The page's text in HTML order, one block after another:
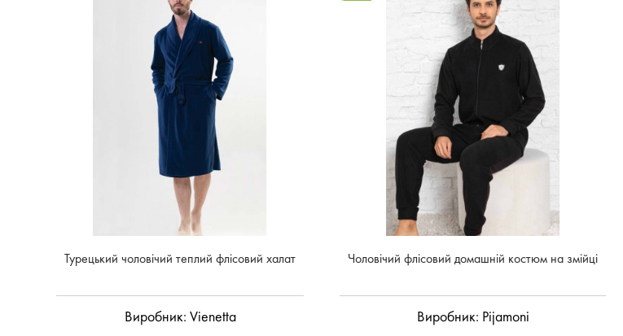
Турецький чоловічий теплий флісовий халат
Виробник: Vienetta
Чоловічий флісовий домашній костюм на змійці
Виробник: Pijamoni